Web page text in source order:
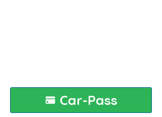
Car-Pass